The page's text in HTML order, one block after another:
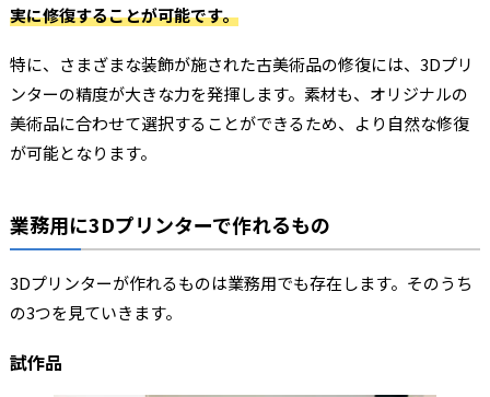
実に修復することが可能です。
特に、さまざまな装飾が施された古美術品の修復には、3Dプリ
ンターの精度が大きな力を発揮します。素材も、オリジナルの
美術品に合わせて選択することができるため、より自然な修復
が可能となります。
業務用に3Dプリンターで作れるもの
3Dプリンターが作れるものは業務用でも存在します。そのうち
の3つを見ていきます。
試作品